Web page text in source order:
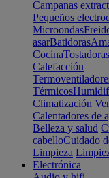
Campanas
Pequeños
Microondas
asarBatidoras
CocinaTostadoras
Calefacción
Térmicos
Climatización
Calentadores de
Belleza y salud
cabelloCuidado
Limpieza
Electrónica